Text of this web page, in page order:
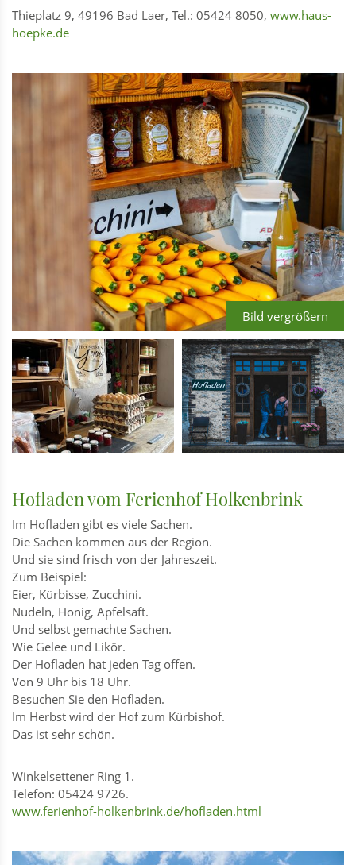
Thieplatz 9, 49196 Bad Laer, Tel.: 05424 8050, www.haus-
hoepke.de
Bild vergrößern
Hofladen vom Ferienhof Holkenbrink
Im Hofladen gibt es viele Sachen.
Die Sachen kommen aus der Region.
Und sie sind frisch von der Jahreszeit.
Zum Beispiel:
Eier, Kürbisse, Zucchini.
Nudeln, Honig, Apfelsaft.
Und selbst gemachte Sachen.
Wie Gelee und Likör.
Der Hofladen hat jeden Tag offen.
Von 9 Uhr bis 18 Uhr.
Besuchen Sie den Hofladen.
Im Herbst wird der Hof zum Kürbishof.
Das ist sehr schön.
Winkelsettener Ring 1.
Telefon: 05424 9726.
www.ferienhof-holkenbrink.de/hofladen.html